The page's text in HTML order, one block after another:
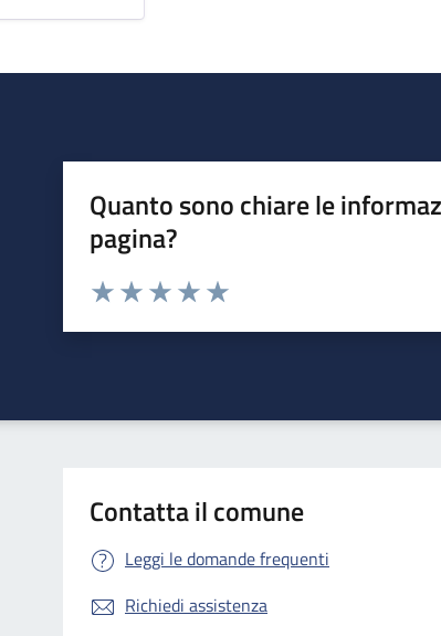
Quanto sono chiare le
pagina?
Valuta da 1 a 5 stelle la pagina
Contatta il comune
Leggi le domande frequenti
Richiedi assistenza